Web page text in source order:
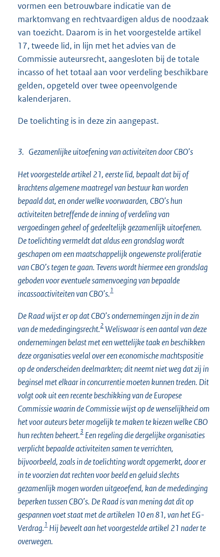
vormen een betrouwbare indicatie van de
marktomvang en rechtvaardigen aldus de noodzaak
van toezicht. Daarom is in het voorgestelde artikel
17, tweede lid, in lijn met het advies van de
Commissie auteursrecht, aangesloten bij de totale
incasso of het totaal aan voor verdeling beschikbare
gelden, opgeteld over twee opeenvolgende
kalenderjaren.
De toelichting is in deze zin aangepast.
3. Gezamenlijke uitoefening van activiteiten door CBO’s
Het voorgestelde artikel 21, eerste lid, bepaalt dat bij of
krachtens algemene maatregel van bestuur kan worden
bepaald dat, en onder welke voorwaarden, CBO’s hun
activiteiten betreffende de inning of verdeling van
vergoedingen geheel of gedeeltelijk gezamenlijk uitoefenen.
De toelichting vermeldt dat aldus een grondslag wordt
geschapen om een maatschappelijk ongewenste proliferatie
van CBO’s tegen te gaan. Tevens wordt hiermee een grondslag
geboden voor eventuele samenvoeging van bepaalde
incassoactiviteiten van CBO’s.1
De Raad wijst er op dat CBO’s ondernemingen zijn in de zin
van de mededingingsrecht.2 Weliswaar is een aantal van deze
ondernemingen belast met een wettelijke taak en beschikken
deze organisaties veelal over een economische machtspositie
op de onderscheiden deelmarkten; dit neemt niet weg dat zij in
beginsel met elkaar in concurrentie moeten kunnen treden. Dit
volgt ook uit een recente beschikking van de Europese
Commissie waarin de Commissie wijst op de wenselijkheid om
het voor auteurs beter mogelijk te maken te kiezen welke CBO
hun rechten beheert.3 Een regeling die dergelijke organisaties
verplicht bepaalde activiteiten samen te verrichten,
bijvoorbeeld, zoals in de toelichting wordt opgemerkt, door er
in te voorzien dat rechten voor beeld en geluid slechts
gezamenlijk mogen worden uitgeoefend, kan de mededinging
beperken tussen CBO’s. De Raad is van mening dat dit op
gespannen voet staat met de artikelen 10 en 81, van het EG-
Verdrag.1 Hij beveelt aan het voorgestelde artikel 21 nader te
overwegen.